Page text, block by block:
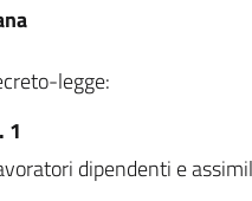
legge:
1
dipendenti e